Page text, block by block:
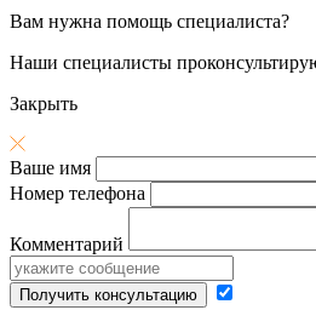
Вам нужна помощь специалиста?
Наши специалисты
Закрыть
Ваше имя
Номер телефона
Комментарий
Получить консультацию